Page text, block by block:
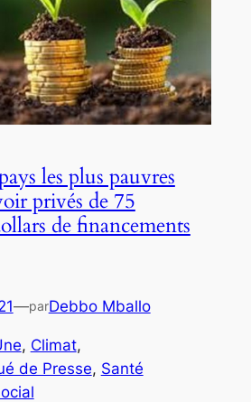
les plus pauvres
privés de 75
de financements
—parDebbo Mballo
, Climat
de Presse, Santé